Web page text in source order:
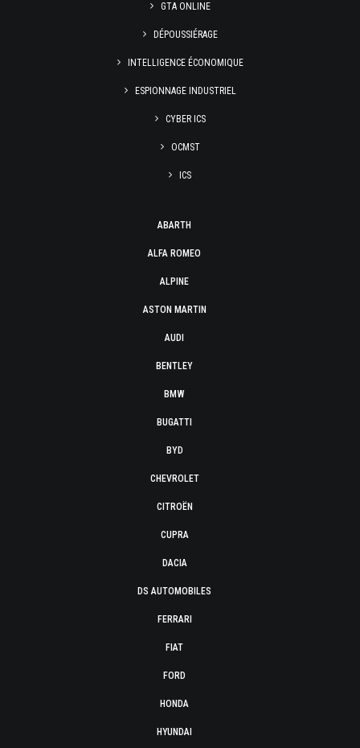
GTA ONLINE
DÉPOUSSIÉRAGE
INTELLIGENCE ÉCONOMIQUE
ESPIONNAGE INDUSTRIEL
CYBER ICS
OCMST
ICS
ABARTH
ALFA ROMEO
ALPINE
ASTON MARTIN
AUDI
BENTLEY
BMW
BUGATTI
BYD
CHEVROLET
CITROËN
CUPRA
DACIA
DS AUTOMOBILES
FERRARI
FIAT
FORD
HONDA
HYUNDAI